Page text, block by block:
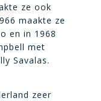
ze ook
maakte ze
en in 1968
met
Savalas.
zeer